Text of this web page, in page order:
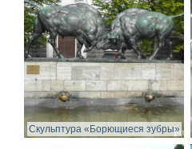
Скульптура «Борющиеся зубры»